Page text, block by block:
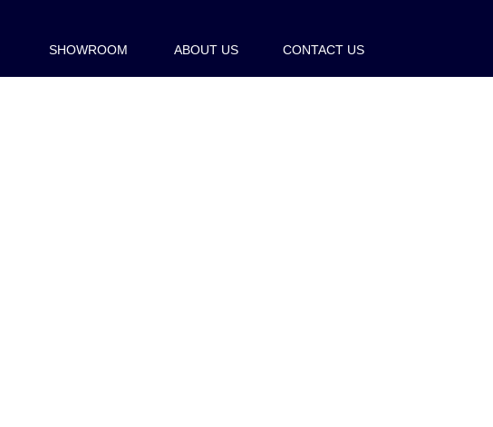
SHOWROOM ABOUT US CONTACT US